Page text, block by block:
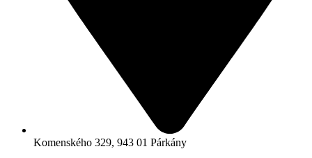
Komenského 329, 943 01 Párkány